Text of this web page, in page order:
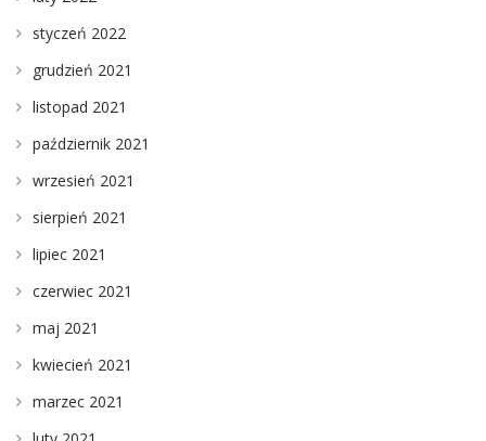
styczeń 2022
grudzień 2021
listopad 2021
październik 2021
wrzesień 2021
sierpień 2021
lipiec 2021
czerwiec 2021
maj 2021
kwiecień 2021
marzec 2021